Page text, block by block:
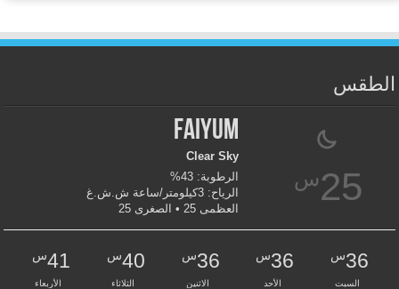
الطقس
25س
Faiyum
Clear Sky
الرطوبة: 43%
الرياح: 3كيلومتر/ساعة ش.ش.غ
العظمى 25 • الصغرى 25
36س
السبت
36س
الأحد
36س
الاثنين
40س
الثلاثاء
41س
الأربعاء